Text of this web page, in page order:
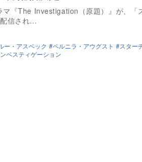
『The Investigation（原題）』が、「
信され…
ー・アスベック ペルニラ・アウグスト
スター
ベスティゲーション